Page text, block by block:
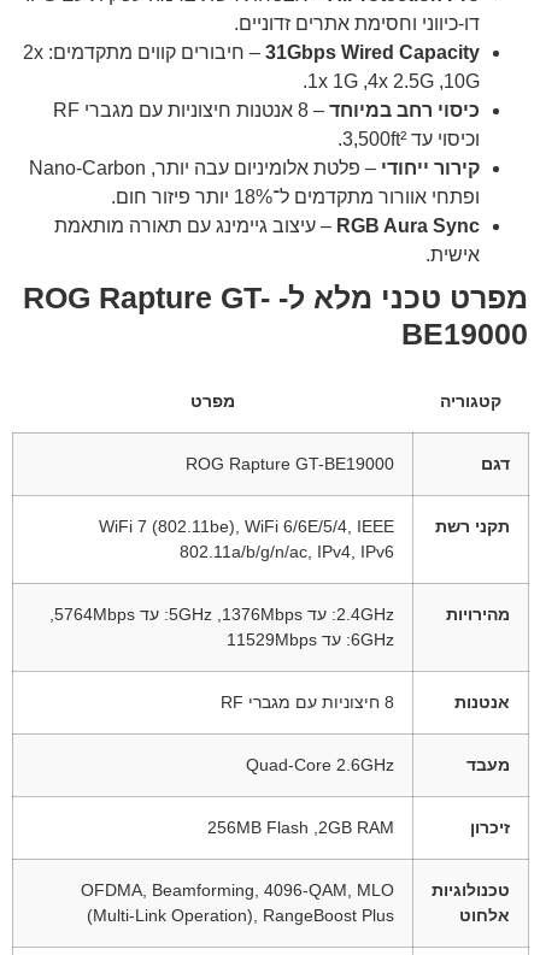
דו-כיווני וחסימת אתרים זדוניים.
31Gbps Wired Capacity
– חיבורים קווים מתקדמים: 2x
10G, ‏4x 2.5G, ‏1x 1G.
כיסוי רחב במיוחד
– 8 אנטנות חיצוניות עם מגברי RF
וכיסוי עד ‎3,500ft².
קירור ייחודי
– פלטת אלומיניום עבה יותר, Nano-Carbon
ופתחי אוורור מתקדמים ל־18% יותר פיזור חום.
RGB Aura Sync – עיצוב גיימינג עם תאורה מותאמת
אישית.
מפרט טכני מלא ל- ROG Rapture GT-
BE19000
קטגוריה מפרט
דגם ROG Rapture GT-BE19000
תקני רשת
WiFi 7 (802.11be), WiFi 6/6E/5/4, IEEE
802.11a/b/g/n/ac, IPv4, IPv6
מהירויות
אנטנות
מעבד Quad-Core 2.6GHz
זיכרון
טכנולוגיות
אלחוט
OFDMA, Beamforming, 4096-QAM, MLO
(Multi-Link Operation), RangeBoost Plus